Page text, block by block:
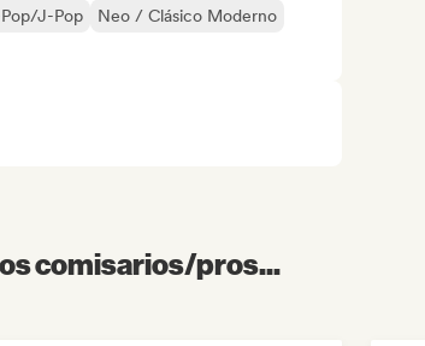
J-Pop
Neo / Clásico Moderno
comisarios/pros...